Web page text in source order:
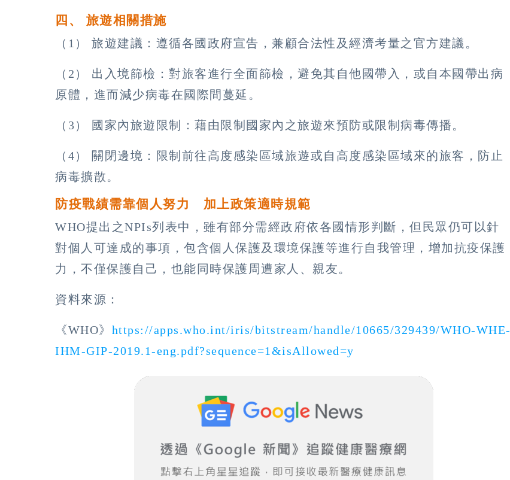
四、 旅遊相關措施
（1） 旅遊建議：遵循各國政府宣告，兼顧合法性及經濟考量之官方建議。
（2） 出入境篩檢：對旅客進行全面篩檢，避免其自他國帶入，或自本國帶出病
原體，進而減少病毒在國際間蔓延。
（3） 國家內旅遊限制：藉由限制國家內之旅遊來預防或限制病毒傳播。
（4） 關閉邊境：限制前往高度感染區域旅遊或自高度感染區域來的旅客，防止
病毒擴散。
防疫戰績需靠個人努力 加上政策適時規範
WHO提出之NPIs列表中，雖有部分需經政府依各國情形判斷，但民眾仍可以針
對個人可達成的事項，包含個人保護及環境保護等進行自我管理，增加抗疫保護
力，不僅保護自己，也能同時保護周遭家人、親友。
資料來源：
《WHO》 https://apps.who.int/iris/bitstream/handle/10665/329439/WHO-WHE-
IHM-GIP-2019.1-eng.pdf?sequence=1&isAllowed=y